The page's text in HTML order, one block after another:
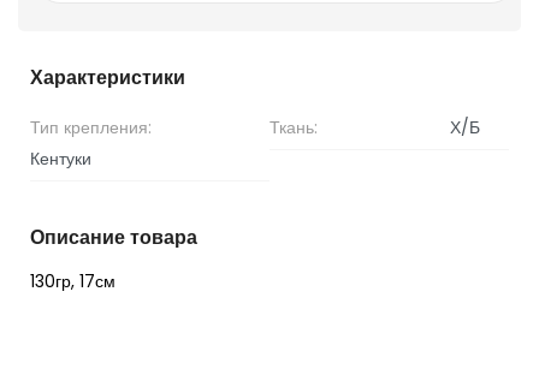
Характеристики
Тип крепления:
Кентуки
Ткань: Х/Б
Описание товара
130гр, 17см